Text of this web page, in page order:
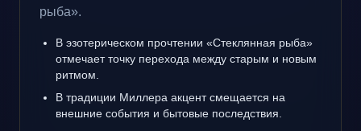
рыба».
В эзотерическом прочтении «Стеклянная рыба»
отмечает точку перехода между старым и новым
ритмом.
В традиции Миллера акцент смещается на
внешние события и бытовые последствия.